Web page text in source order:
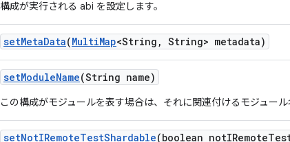
構成が実行される abi を設定します。
setMetaData(MultiMap<String , String> metadata)
setModuleName(String name)
この構成がモジュールを表す場合は、それに関連付けるモジュール
setNotIRemoteTestShardable(boolean notIRemote